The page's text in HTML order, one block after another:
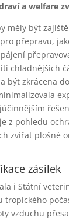
a welfare
měly být
přepravu,
chladnějších
být zkrácena
z pohledu
zvířat plošné
zásilek
i Státní
tropického
vzduchu